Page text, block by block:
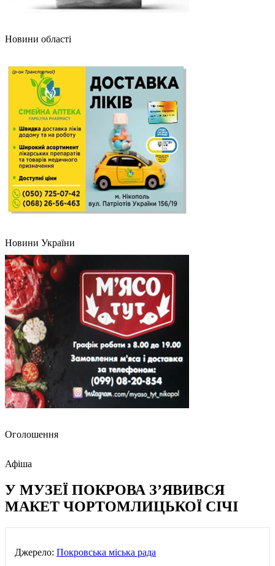
Новини області
Новини України
Оголошення
Афіша
У МУЗЕЇ ПОКРОВА З’ЯВИВСЯ
МАКЕТ ЧОРТОМЛИЦЬКОЇ СІЧІ
Джерело: Покровська міська рада